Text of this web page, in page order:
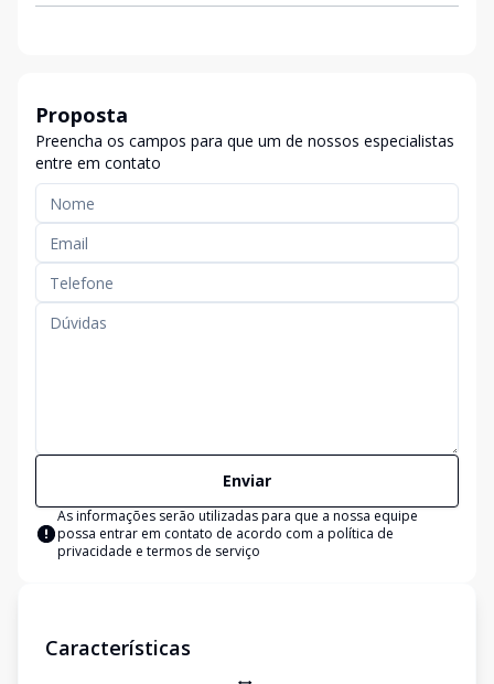
Proposta
Preencha os campos para que um de nossos especialistas
entre em contato
Enviar
As informações serão utilizadas para que a nossa equipe
possa entrar em contato de acordo com a política de
privacidade e termos de serviço
Características